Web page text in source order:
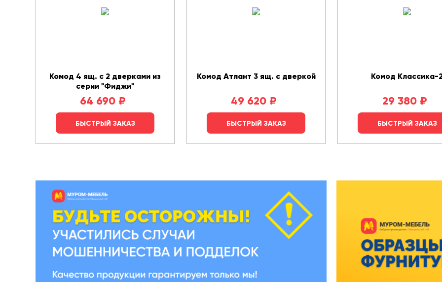
Комод 4 ящ. с 2 дверками из
серии "Фиджи"
64 690 ₽
БЫСТРЫЙ ЗАКАЗ
Комод Атлант 3 ящ. с дверкой
49 620 ₽
БЫСТРЫЙ ЗАКАЗ
Комод Классика-
29 380 ₽
БЫСТРЫЙ ЗАКАЗ